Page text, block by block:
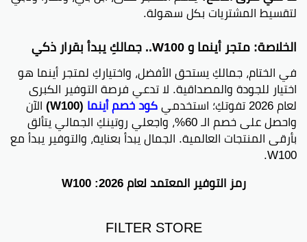
لتقسيط المشتريات بكل سهولة.
الخلاصة: متجر أينما و W100.. جمالكِ يبدأ بقرار ذكي
في الختام، جمالكِ يستحق الأفضل، واختياركِ لمتجر أينما هو
اختيار للجودة والمصداقية. لا تدعي فرصة التوفير الكبرى
لعام 2026 تفوتكِ؛ استخدمي كود خصم أينما (W100) الآن
واحصل على خصم الـ 60%، واجعلي روتينكِ الجمالي يتألق
بأرقى المنتجات العالمية. الجمال يبدأ بعناية، والتوفير يبدأ مع
W100.
رمز التوفير المعتمد لعام 2026: W100
FILTER STORE